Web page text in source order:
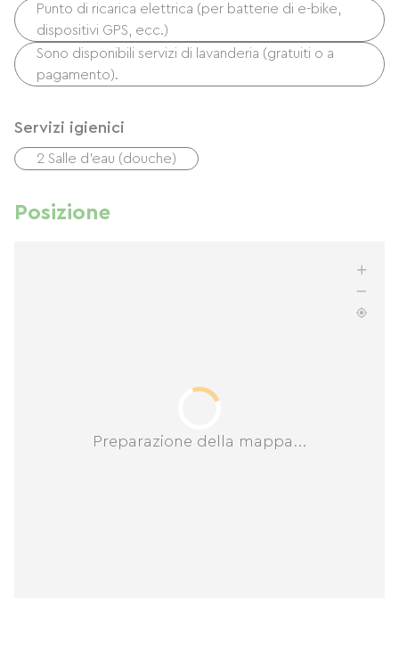
Punto di ricarica elettrica (per batterie di e-bike,
dispositivi GPS, ecc.)
Sono disponibili servizi di lavanderia (gratuiti o a
pagamento).
Servizi igienici
2 Salle d'eau (douche)
Posizione
Preparazione della mappa...